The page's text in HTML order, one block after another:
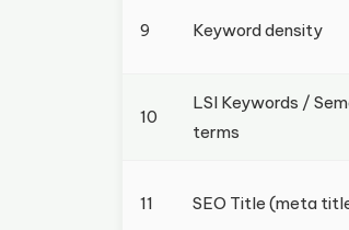
9 Keyword density
10
LSI Keywords /
terms
11 SEO Title (meta